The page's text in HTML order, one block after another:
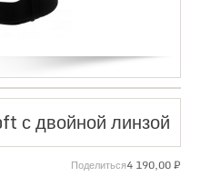
с двойной линзой
4 190,00₽
Поделиться